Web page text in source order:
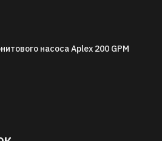
насоса Aplex 200 GPM